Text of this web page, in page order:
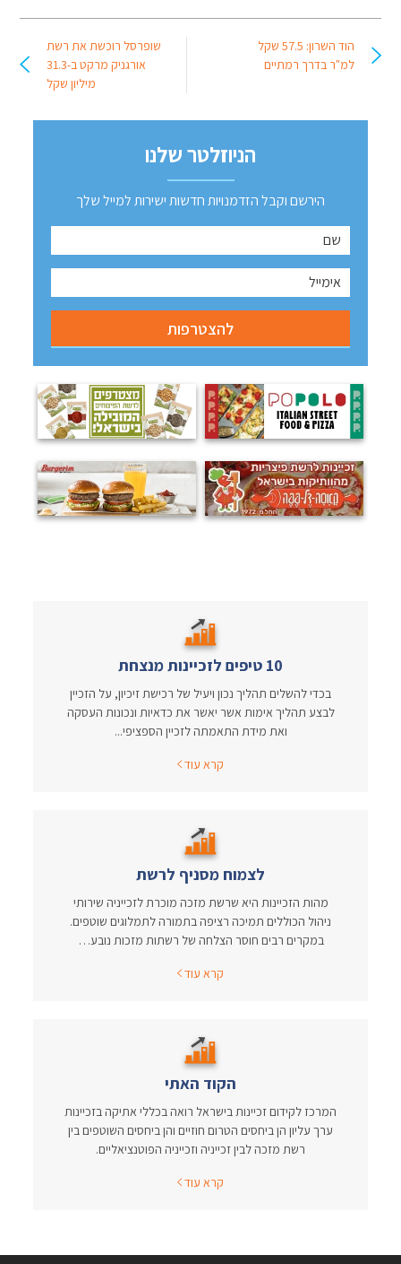
הוד השרון: 57.5 שקל
למ"ר בדרך רמתיים
שופרסל רוכשת את רשת
אורגניק מרקט ב-31.3
מיליון שקל
הניוזלטר שלנו
הירשם וקבל הזדמנויות חדשות ישירות למייל שלך
10 טיפים לזכיינות מנצחת
בכדי להשלים תהליך נכון ויעיל של רכישת זיכיון, על הזכיין
לבצע תהליך אימות אשר יאשר את כדאיות ונכונות העסקה
ואת מידת התאמתה לזכיין הספציפי...
קרא עוד
לצמוח מסניף לרשת
מהות הזכיינות היא שרשת מזכה מוכרת לזכייניה שירותי
ניהול הכוללים תמיכה רציפה בתמורה לתמלוגים שוטפים.
במקרים רבים חוסר הצלחה של רשתות מזכות נובע…
קרא עוד
הקוד האתי
המרכז לקידום זכיינות בישראל רואה בכללי אתיקה בזכיינות
ערך עליון הן ביחסים הטרום חוזיים והן ביחסים השוטפים בין
רשת מזכה לבין זכייניה וזכייניה הפוטנציאליים.
קרא עוד